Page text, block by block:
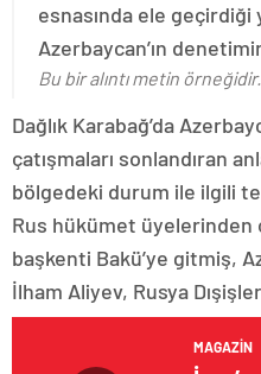
esnasında ele
Azerbaycan’ın
Bu bir alıntı metin örneğidir.
Dağlık Karabağ’da
çatışmaları sonlandıran
bölgedeki durum ile ilgili
Rus hükümet üyelerinden
başkenti Bakü’ye gitmiş,
İlham Aliyev, Rusya
MAGAZIN